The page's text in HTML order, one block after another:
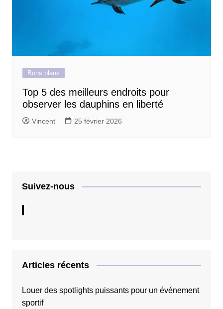
Bons plans
Top 5 des meilleurs endroits pour
observer les dauphins en liberté
Vincent 25 février 2026
Suivez-nous
Articles récents
Louer des spotlights puissants pour un événement
sportif